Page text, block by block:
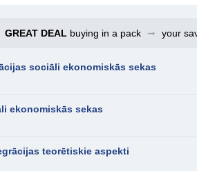
GREAT DEAL buying in a pack ➞ your
sociāli ekonomiskās sekas
ekonomiskās sekas
teorētiskie aspekti